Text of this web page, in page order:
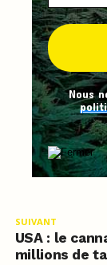
Nous
SUIVANT
USA : le
millions de